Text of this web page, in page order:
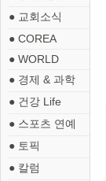
● 교회소식
● COREA
● WORLD
● 경제 & 과학
● 건강 Life
● 스포츠 연예
● 토픽
● 칼럼